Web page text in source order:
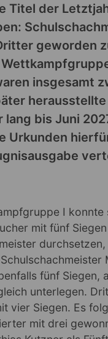
Titel der
geworden
insgesamt
herausstellte
lang bis Juni
Urkunden
I konnte
mit fünf
fünf Siegen,
unterlegen.
vier Siegen. Es
mit drei